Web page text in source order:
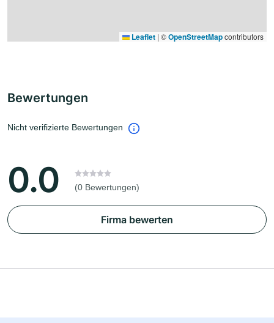
Leaflet | ©OpenStreetMapcontributors
Bewertungen
Nicht verifizierte Bewertungen
0.0 (0 Bewertungen)
Firma bewerten